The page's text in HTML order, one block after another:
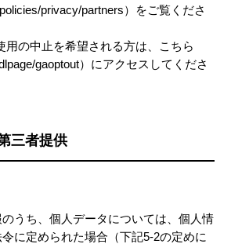
privacy/partners）をご覧くださ
用の中止を希望される方は、こちら
gaoptout）にアクセスしてくださ
三者提供
うち、個人データについては、個人情
に定められた場合（下記5-2の定めに